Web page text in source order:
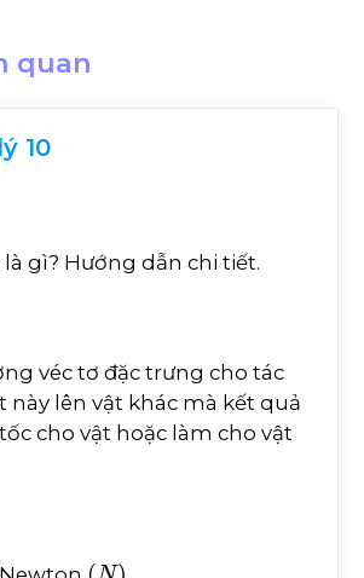
quan
10
là gì? Hướng dẫn chi tiết.
véc tơ đặc trưng cho tác
này lên vật khác mà kết quả
tốc cho vật hoặc làm cho vật
(N)